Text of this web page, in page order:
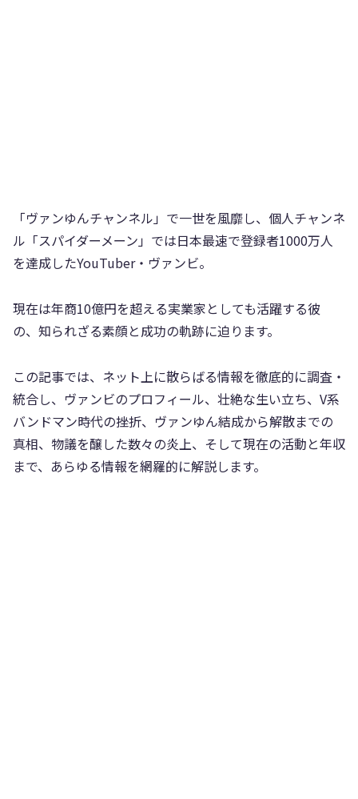
「ヴァンゆんチャンネル」で一世を風靡し、個人チャンネ
ル「スパイダーメーン」では日本最速で登録者1000万人
を達成したYouTuber・ヴァンビ。
現在は年商10億円を超える実業家としても活躍する彼
の、知られざる素顔と成功の軌跡に迫ります。
この記事では、ネット上に散らばる情報を徹底的に調査・
統合し、ヴァンビのプロフィール、壮絶な生い立ち、V系
バンドマン時代の挫折、ヴァンゆん結成から解散までの
真相、物議を醸した数々の炎上、そして現在の活動と年収
まで、あらゆる情報を網羅的に解説します。